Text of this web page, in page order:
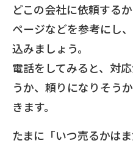
どこの会社に依頼する
ページなどを参考にし
込みましょう。
電話をしてみると、対
うか、頼りになりそう
きます。
たまに「いつ売るかは